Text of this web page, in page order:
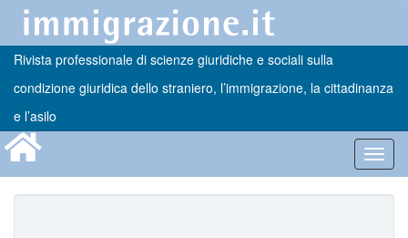
Rivista professionale di scienze giuridiche e sociali sulla
condizione giuridica dello straniero, l’immigrazione, la cittadinanza
e l’asilo